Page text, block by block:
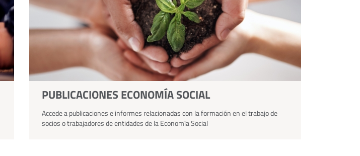
PUBLICACIONES ECONOMÍA SOCIAL
Accede a publicaciones e informes relacionadas con la formación en el trabajo de
socios o trabajadores de entidades de la Economía Social